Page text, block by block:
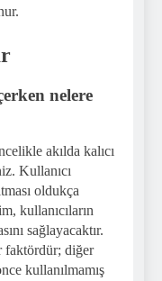
nelere
akılda kalıcı
Kullanıcı
oldukça
kullanıcıların
sağlayacaktır.
faktördür; diğer
kullanılmamış